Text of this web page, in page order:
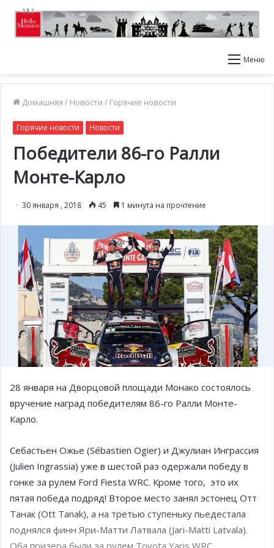
Меню
Домашняя / Новости / Горячие новости
Горячие новости Новости
Победители 86-го Ралли
Монте-Карло
30 января , 2018 45 1 минута на прочтение
28 января на Дворцовой площади Монако состоялось
вручение наград победителям 86-го Ралли Монте-
Карло.
Себастьен Ожье (Sébastien Ogier) и Джулиан Инграссия
(Julien Ingrassia) уже в шестой раз одержали победу в
гонке за рулем Ford Fiesta WRC. Кроме того, это их
пятая победа подряд! Второе место занял эстонец Отт
Танак (Ott Tanak), а на третью ступеньку пьедестала
поднялся финн Яри-Матти Латвала (Jari-Matti Latvala).
Оба призера были за рулем Toyota Yaris WRC.